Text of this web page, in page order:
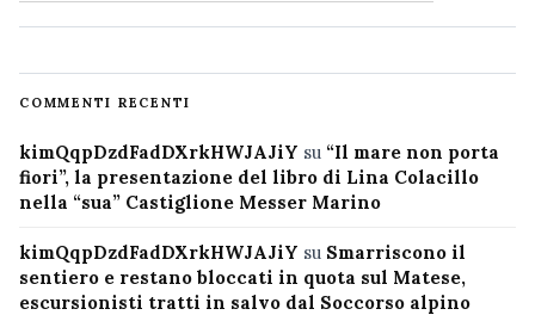
COMMENTI RECENTI
kimQqpDzdFadDXrkHWJAJiY su “Il mare non porta
fiori”, la presentazione del libro di Lina Colacillo
nella “sua” Castiglione Messer Marino
kimQqpDzdFadDXrkHWJAJiY su Smarriscono il
sentiero e restano bloccati in quota sul Matese,
escursionisti tratti in salvo dal Soccorso alpino